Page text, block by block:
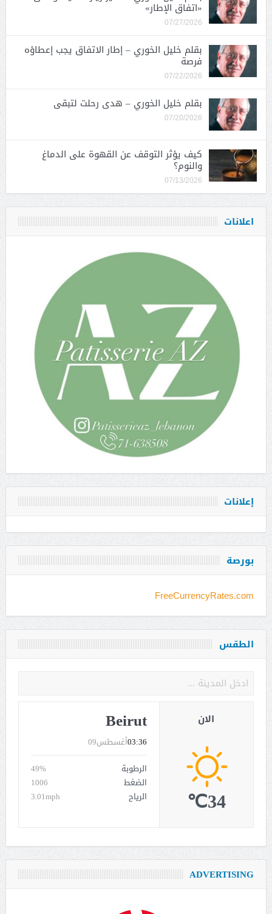
«اتفاق الإطار»
07/27/2026
بقلم خليل الخوري – إطار الاتفاق يجب إعطاؤه
فرصة
07/22/2026
بقلم خليل الخوري – هدى رحلت لتبقى
07/20/2026
كيف يؤثر التوقف عن القهوة على الدماغ
والنوم؟
07/13/2026
اعلانات
إعلانات
بورصة
FreeCurrencyRates.com
الطقس
Beirut
أغسطس0903:36
الرطوبة
49%
الضغط
1006
الرياح
3.01mph
الان
34℃
ADVERTISING